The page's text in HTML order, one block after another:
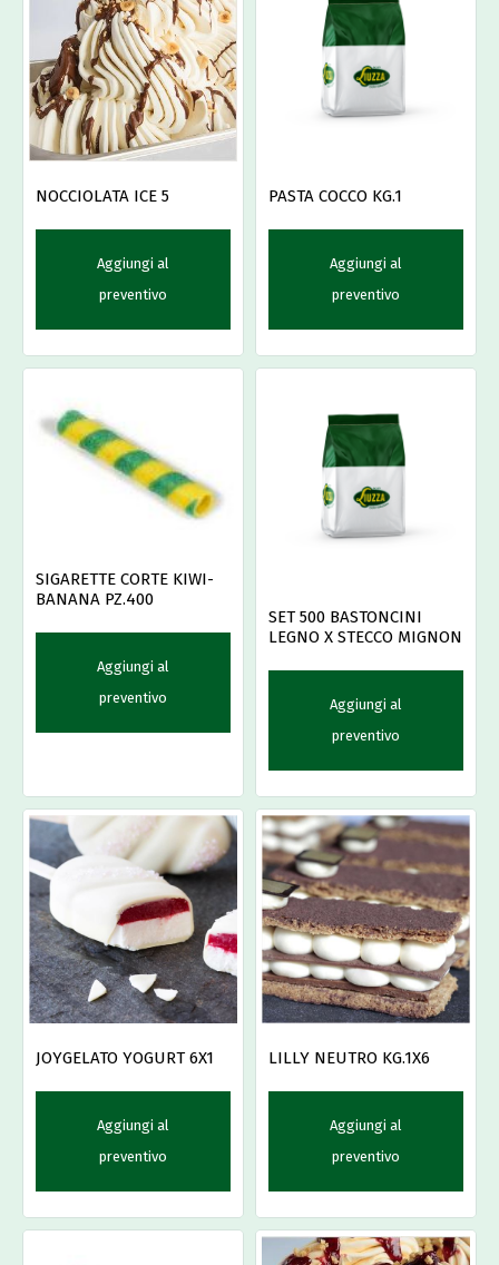
NOCCIOLATA ICE 5
Aggiungi al
preventivo
PASTA COCCO KG.1
Aggiungi al
preventivo
SIGARETTE CORTE KIWI-
BANANA PZ.400
Aggiungi al
preventivo
SET 500 BASTONCINI
LEGNO X STECCO MIGNON
Aggiungi al
preventivo
JOYGELATO YOGURT 6X1
Aggiungi al
preventivo
LILLY NEUTRO KG.1X6
Aggiungi al
preventivo